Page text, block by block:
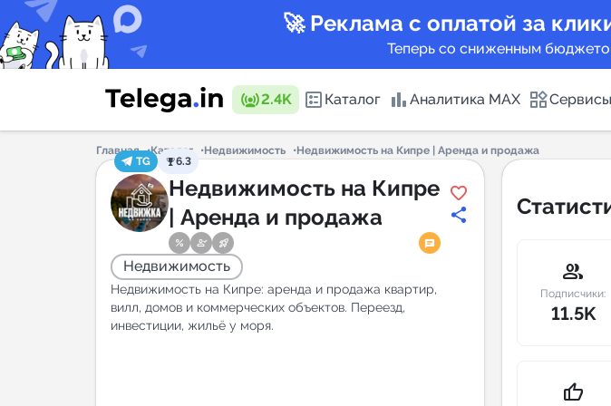
🚀 Реклама с оплатой за
Теперь со сниженным
2.4K Каталог Аналитика MAX Сервисы
Каталог каналов
Горящие предложения
Главная Каталог Недвижимость
Недвижимость на Кипре | Аренда и продажа
TG
6.3
Недвижимость на Кипре
| Аренда и продажа
Недвижимость
Недвижимость на Кипре: аренда и продажа квартир,
вилл, домов и коммерческих объектов. Переезд,
инвестиции, жильё у моря.
group
Подписчики:
11.5K
thumb_up